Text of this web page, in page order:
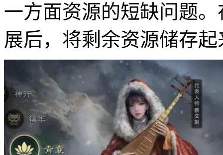
一方面资源的短缺问题
展后，将剩余资源储存